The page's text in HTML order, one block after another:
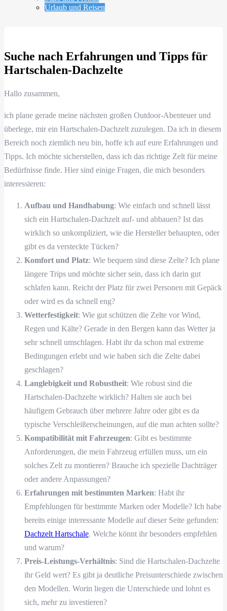
Urlaub und Reisen
Suche nach Erfahrungen und Tipps für
Hartschalen-Dachzelte
Hallo zusammen,
ich plane gerade meine nächsten großen Outdoor-Abenteuer und
überlege, mir ein Hartschalen-Dachzelt zuzulegen. Da ich in diesem
Bereich noch ziemlich neu bin, hoffe ich auf eure Erfahrungen und
Tipps. Ich möchte sicherstellen, dass ich das richtige Zelt für meine
Bedürfnisse finde. Hier sind einige Fragen, die mich besonders
interessieren:
Aufbau und Handhabung: Wie einfach und schnell lässt
sich ein Hartschalen-Dachzelt auf- und abbauen? Ist das
wirklich so unkompliziert, wie die Hersteller behaupten, oder
gibt es da versteckte Tücken?
Komfort und Platz: Wie bequem sind diese Zelte? Ich plane
längere Trips und möchte sicher sein, dass ich darin gut
schlafen kann. Reicht der Platz für zwei Personen mit Gepäck
oder wird es da schnell eng?
Wetterfestigkeit: Wie gut schützen die Zelte vor Wind,
Regen und Kälte? Gerade in den Bergen kann das Wetter ja
sehr schnell umschlagen. Habt ihr da schon mal extreme
Bedingungen erlebt und wie haben sich die Zelte dabei
geschlagen?
Langlebigkeit und Robustheit: Wie robust sind die
Hartschalen-Dachzelte wirklich? Halten sie auch bei
häufigem Gebrauch über mehrere Jahre oder gibt es da
typische Verschleißerscheinungen, auf die man achten sollte?
Kompatibilität mit Fahrzeugen: Gibt es bestimmte
Anforderungen, die mein Fahrzeug erfüllen muss, um ein
solches Zelt zu montieren? Brauche ich spezielle Dachträger
oder andere Anpassungen?
Erfahrungen mit bestimmten Marken: Habt ihr
Empfehlungen für bestimmte Marken oder Modelle? Ich habe
bereits einige interessante Modelle auf dieser Seite gefunden:
Dachzelt Hartschale. Welche könnt ihr besonders empfehlen
und warum?
Preis-Leistungs-Verhältnis: Sind die Hartschalen-Dachzelte
ihr Geld wert? Es gibt ja deutliche Preisunterschiede zwischen
den Modellen. Worin liegen die Unterschiede und lohnt es
sich, mehr zu investieren?